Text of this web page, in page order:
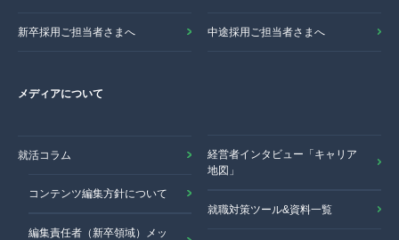
新卒採用ご担当者さまへ 中途採用ご担当者さまへ
メディアについて
就活コラム
コンテンツ編集方針について
編集責任者（新卒領域）メッ
経営者インタビュー「キャリア
地図」
就職対策ツール&資料一覧